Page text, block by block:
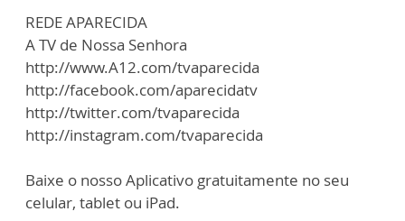
REDE APARECIDA
A TV de Nossa Senhora
http://www.A12.com/tvaparecida
http://facebook.com/aparecidatv
http://twitter.com/tvaparecida
http://instagram.com/tvaparecida
Baixe o nosso Aplicativo gratuitamente no seu
celular, tablet ou iPad.